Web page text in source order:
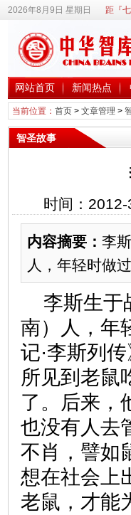
2026年8月9日 星期日 距『
网站首页 新闻热点
当前位置： 首页> 文章管理 >
智圣故事
时间：
内容摘要： 李
人，年轻时做
李斯生于
南）人，年
记·李斯列
所见到老鼠
了。后来，
也没有人去
不肖，譬如
想在社会上
老鼠，才能